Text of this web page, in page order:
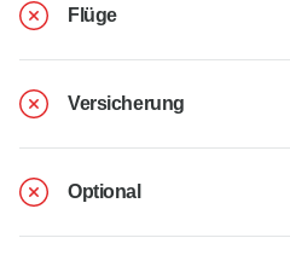
Flüge
Versicherung
Optional